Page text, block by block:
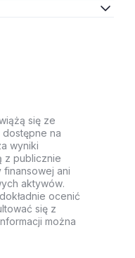
się ze
na
wyniki
z publicznie
finansowej ani
aktywów.
ocenić
się z
można